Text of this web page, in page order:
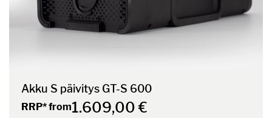
Akku S päivitys GT-S 600
RRP* from1.609,00 €